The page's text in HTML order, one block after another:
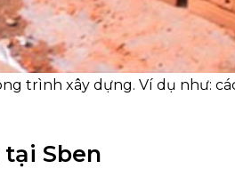
trình xây dựng. Ví dụ như:
Sben